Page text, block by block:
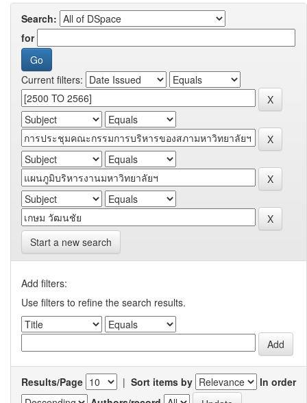
Search:
for
Current filters:
Start a new search
Add filters:
Use filters to refine the search results.
Results/Page | Sort items by
In order